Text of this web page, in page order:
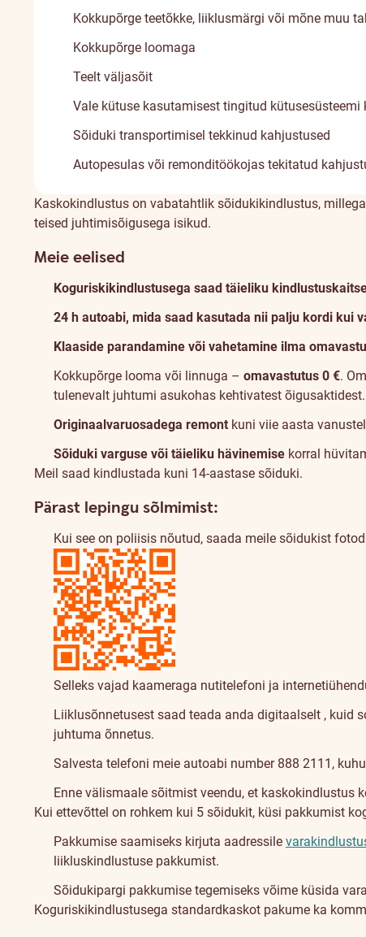
Kokkupõrge teetõkke, liiklusmärgi või mõne muu
Kokkupõrge loomaga
Teelt väljasõit
Vale kütuse kasutamisest tingitud kütusesüsteemi
Sõiduki transportimisel tekkinud kahjustused
Autopesulas või remonditöökojas tekitatud
Kaskokindlustusest
Kaskokindlustus on vabatahtlik sõidukikindlustus,
teised juhtimisõigusega isikud.
Meie eelised
Koguriskikindlustusega saad täieliku
24 h autoabi, mida saad kasutada nii palju kordi kui
Klaaside parandamine või vahetamine ilma
Kokkupõrge looma või linnuga – omavastutus 0 €.
tulenevalt juhtumi asukohas kehtivatest
Originaalvaruosadega remont kuni viie aasta
Sõiduki varguse või täieliku hävinemise korral
Meil saad kindlustada kuni 14-aastase sõiduki.
Pärast lepingu sõlmimist:
Kui see on poliisis nõutud, saada meile sõidukist
Selleks vajad kaameraga nutitelefoni ja
Liiklusõnnetusest saad teada anda digitaalselt , kuid
juhtuma õnnetus.
Salvesta telefoni meie autoabi number 888 2111 ,
Enne välismaale sõitmist veendu, et kaskokindlustus
Kommertssõidukid
Kui ettevõttel on rohkem kui 5 sõidukit, küsi pakkumist
Pakkumise saamiseks kirjuta aadressile
liikluskindlustuse pakkumist.
Sõidukipargi pakkumise tegemiseks võime küsida
Koguriskikindlustusega standardkaskot pakume ka